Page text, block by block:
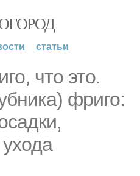
статьи
что это.
фриго: